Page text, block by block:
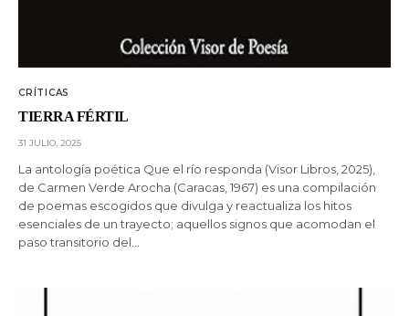
CRÍTICAS
TIERRA FÉRTIL
31 JULIO, 2025
La antología poética Que el río responda (Visor Libros, 2025),
de Carmen Verde Arocha (Caracas, 1967) es una compilación
de poemas escogidos que divulga y reactualiza los hitos
esenciales de un trayecto; aquellos signos que acomodan el
paso transitorio del…